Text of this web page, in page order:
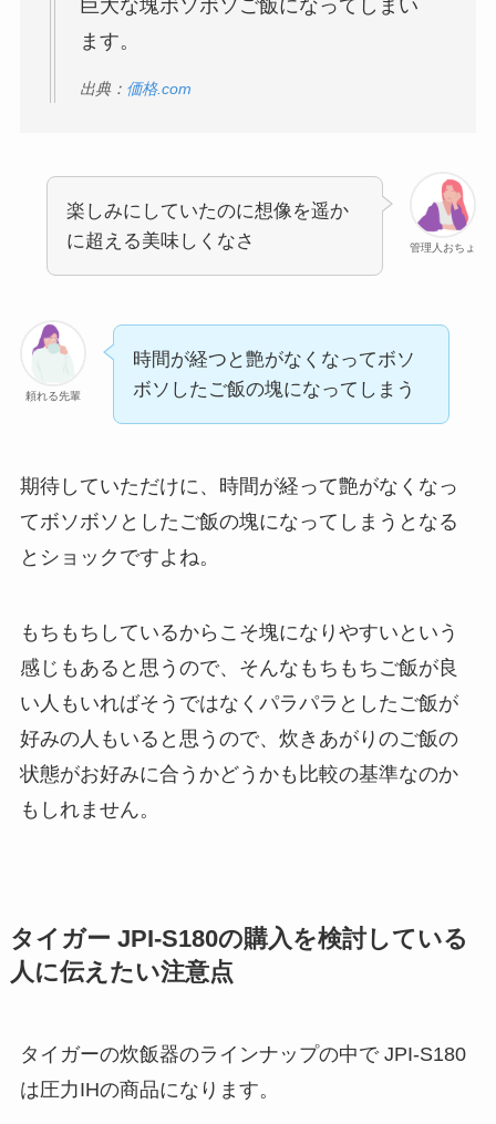
巨大な塊ボソボソご飯になってしまい
ます。
出典： 価格.com
管理人おちょ
楽しみにしていたのに想像を遥か
に超える美味しくなさ
頼れる先輩
時間が経つと艶がなくなってボソ
ボソしたご飯の塊になってしまう
期待していただけに、時間が経って艶がなくなっ
てボソボソとしたご飯の塊になってしまうとなる
とショックですよね。
もちもちしているからこそ塊になりやすいという
感じもあると思うので、そんなもちもちご飯が良
い人もいればそうではなくパラパラとしたご飯が
好みの人もいると思うので、炊きあがりのご飯の
状態がお好みに合うかどうかも比較の基準なのか
もしれません。
タイガー JPI-S180の購入を検討している
人に伝えたい注意点
タイガーの炊飯器のラインナップの中で JPI-S180
は圧力IHの商品になります。